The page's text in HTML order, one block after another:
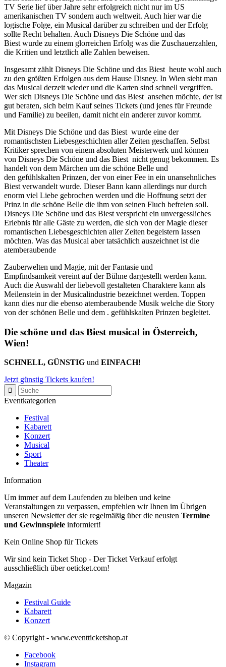
TV Serie lief über Jahre sehr erfolgreich nicht nur im US
amerikanischen TV sondern auch weltweit. Auch hier war die
logische Folge, ein Musical darüber zu schreiben und der Erfolg
sollte Recht behalten. Auch Disneys Die Schöne und das
Biest wurde zu einem glorreichen Erfolg was die Zuschauerzahlen,
die Kritien und letztlich alle Zahlen beweisen.
Insgesamt zählt Disneys Die Schöne und das Biest heute wohl auch
zu den größten Erfolgen aus dem Hause Disney. In Wien sieht man
das Musical derzeit wieder und die Karten sind schnell vergriffen.
Wer sich Disneys Die Schöne und das Biest ansehen möchte, der ist
gut beraten, sich beim Kauf seines Tickets (und jenes für Freunde
und Familie) zu beeilen, damit nicht ein anderer zuvor kommt.
Mit Disneys Die Schöne und das Biest wurde eine der
romantischsten Liebesgeschichten aller Zeiten geschaffen. Selbst
Kritiker sprechen von einem absoluten Meisterwerk und können
von Disneys Die Schöne und das Biest nicht genug bekommen. Es
handelt von dem Märchen um die schöne Belle und
den gefühlskalten Prinzen, der von einer Fee in ein unansehnliches
Biest verwandelt wurde. Dieser Bann kann allerdings nur durch
enorm viel Liebe gebrochen werden und die Hoffnung setzt der
Prinz in die schöne Belle die ihm von seinen Fluch befreien soll.
Disneys Die Schöne und das Biest verspricht ein unvergessliches
Erlebnis für alle Gäste zu werden, die sich von der Magie dieser
romantischen Liebesgeschichten aller Zeiten begeistern lassen
möchten. Was das Musical aber tatsächlich auszeichnet ist die
atemberaubende
Zauberwelten und Magie, mit der Fantasie und
Empfindsamkeit vereint auf der Bühne dargestellt werden kann.
Auch die Auswahl der liebevoll gestalteten Charaktere kann als
Meilenstein in der Musicalindustrie bezeichnet werden. Toppen
kann dies nur die ebenso atemberaubende Musik welche die Story
von der schönen Belle und dem . gefühlskalten Prinzen begleitet.
Die schöne und das Biest musical in Österreich,
Wien!
SCHNELL, GÜNSTIG und EINFACH!
Jetzt günstig Tickets kaufen!
Eventkategorien
Festival
Kabarett
Konzert
Musical
Sport
Theater
Information
Um immer auf dem Laufenden zu bleiben und keine
Veranstaltungen zu verpassen, empfehlen wir Ihnen im Übrigen
unseren Newsletter der sie regelmäßig über die neusten Termine
und Gewinnspiele informiert!
Kein Online Shop für Tickets
Wir sind kein Ticket Shop - Der Ticket Verkauf erfolgt
ausschließlich über oeticket.com!
Magazin
Festival Guide
Kabarett
Konzert
© Copyright - www.eventticketshop.at
Facebook
Instagram